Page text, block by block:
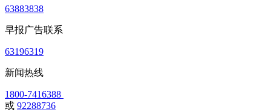
63883838
早报广告联系
63196319
新闻热线
1800-7416388
或 92288736